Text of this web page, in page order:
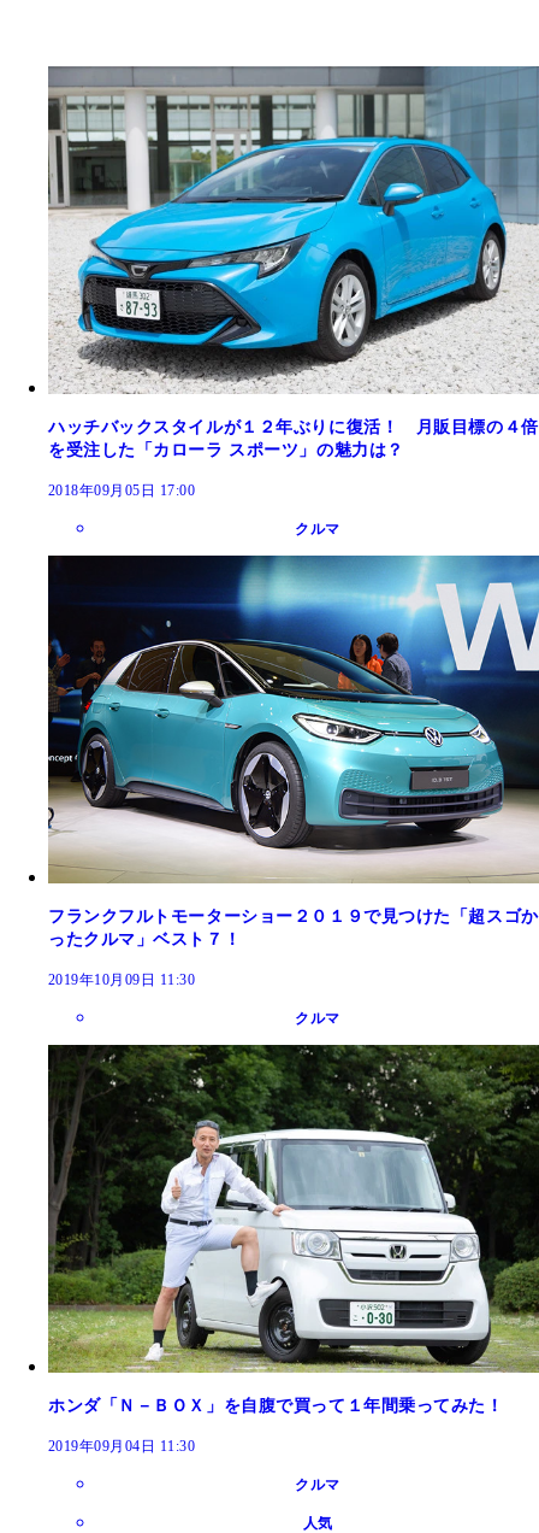
ハッチバックスタイルが１２年ぶりに復活！ 月販目標の４倍
を受注した「カローラ スポーツ」の魅力は？
2018年09月05日 17:00
クルマ
フランクフルトモーターショー２０１９で見つけた「超スゴか
ったクルマ」ベスト７！
2019年10月09日 11:30
クルマ
ホンダ「Ｎ－ＢＯＸ」を自腹で買って１年間乗ってみた！
2019年09月04日 11:30
クルマ
人気